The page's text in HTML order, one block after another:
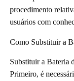
procedimento
usuários com
Como Substituir a
Substituir a Bateria
Primeiro, é